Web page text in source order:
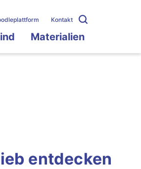
Kontakt
Materialien
entdecken